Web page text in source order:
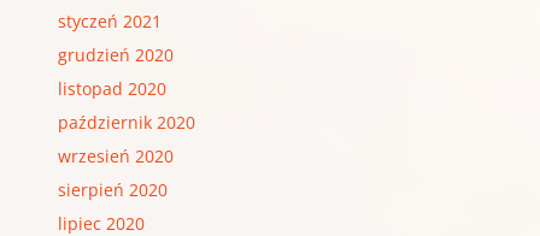
styczeń 2021
grudzień 2020
listopad 2020
październik 2020
wrzesień 2020
sierpień 2020
lipiec 2020